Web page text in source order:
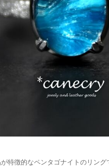
特徴的なペンタゴナイトのリング